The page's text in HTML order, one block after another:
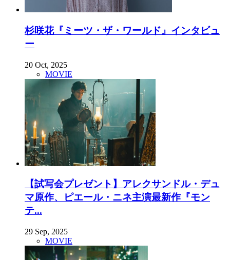
杉咲花『ミーツ・ザ・ワールド』インタビュ
ー
20 Oct, 2025
MOVIE
【試写会プレゼント】アレクサンドル・デュ
マ原作、ピエール・ニネ主演最新作『モン
テ...
29 Sep, 2025
MOVIE